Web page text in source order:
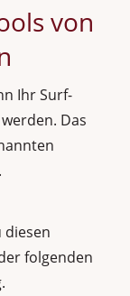
von
Ihr Surf-
Das
folgenden